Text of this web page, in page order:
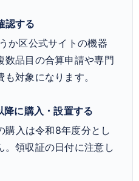
認する
か区公式サイトの機器
数品目の合算申請や専門
対象になります。
に購入・設置する
入は令和8年度分とし
。領収証の日付に注意し